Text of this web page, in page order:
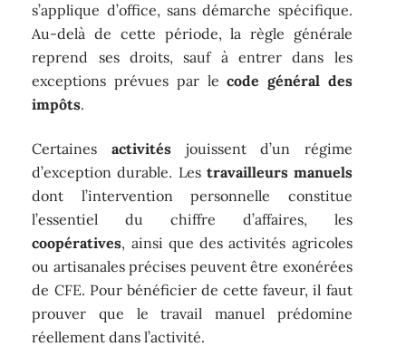
s’applique d’office, sans démarche spécifique.
Au-delà de cette période, la règle générale
reprend ses droits, sauf à entrer dans les
exceptions prévues par lecode général des
impôts.
Certaines activitésjouissent d’un régime
d’exception durable. Les travailleurs manuels
dont l’intervention personnelle constitue
l’essentiel du chiffre d’affaires, les
coopératives, ainsi que des activités agricoles
ou artisanales précises peuvent être exonérées
de CFE. Pour bénéficier de cette faveur, il faut
prouver que le travail manuel prédomine
réellement dans l’activité.